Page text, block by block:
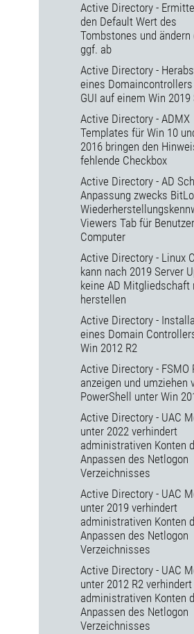
Active Directory -
den Default Wert des
Tombstones und ändern
ggf. ab
Active Directory -
eines
GUI auf einem Win 2019
Active Directory - ADMX
Templates für Win 10
2016 bringen den
fehlende Checkbox
Active Directory - AD
Anpassung zwecks
Viewers Tab für
Computer
Active Directory - Linux
kann nach 2019 Server
keine AD Mitgliedschaft
herstellen
Active Directory -
eines Domain
Win 2012 R2
Active Directory - FSMO
anzeigen und umziehen
PowerShell unter Win
Active Directory - UAC
unter 2022 verhindert
administrativen Konten
Anpassen des Netlogon
Verzeichnisses
Active Directory - UAC
unter 2019 verhindert
administrativen Konten
Anpassen des Netlogon
Verzeichnisses
Active Directory - UAC
unter 2012 R2 verhindert
administrativen Konten
Anpassen des Netlogon
Verzeichnisses